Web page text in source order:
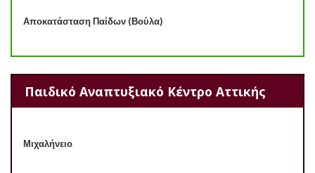
Αποκατάσταση Παίδων (Βούλα)
Παιδικό Αναπτυξιακό Κέντρο Αττικής
Μιχαλήνειο